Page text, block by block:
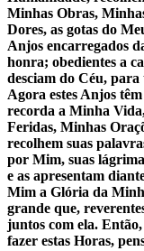
Minhas Obras,
Dores, as gotas do
Anjos encarregados
honra; obedientes a
desciam do Céu, para
Agora estes Anjos
recorda a Minha
Feridas, Minhas
recolhem suas
por Mim, suas
e as apresentam
Mim a Glória da
grande que,
juntos com ela.
fazer estas Horas,